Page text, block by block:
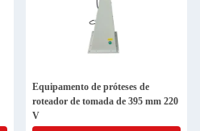
Equipamento de próteses de
roteador de tomada de 395 mm 220
V